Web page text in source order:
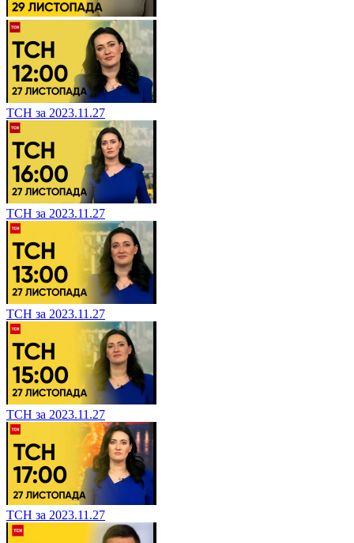
ТСН за 2023.11.27
ТСН за 2023.11.27
ТСН за 2023.11.27
ТСН за 2023.11.27
ТСН за 2023.11.27